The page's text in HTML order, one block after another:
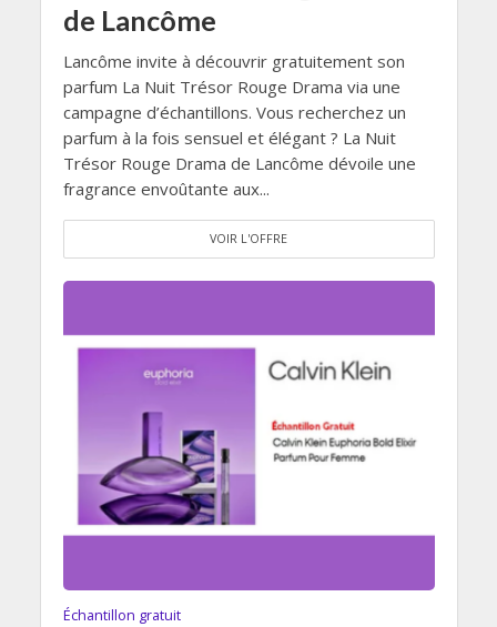
de Lancôme
Lancôme invite à découvrir gratuitement son
parfum La Nuit Trésor Rouge Drama via une
campagne d’échantillons. Vous recherchez un
parfum à la fois sensuel et élégant ? La Nuit
Trésor Rouge Drama de Lancôme dévoile une
fragrance envoûtante aux...
VOIR L'OFFRE
Échantillon gratuit